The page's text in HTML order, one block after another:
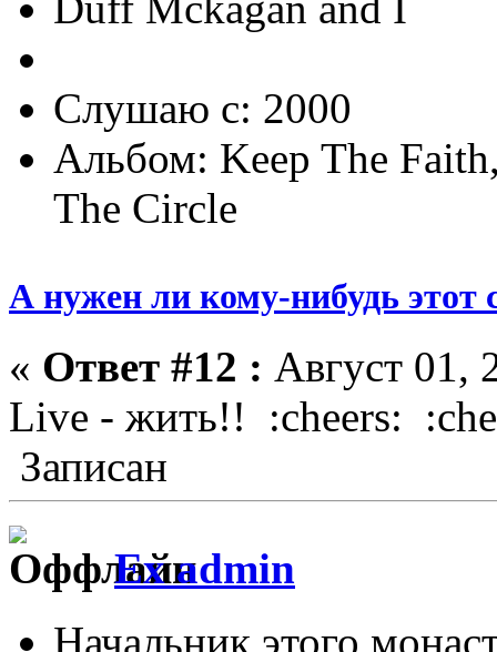
Слушаю с: 2000
Альбом: Keep The
The Circle
А нужен ли кому-нибудь этот
« Ответ #12 : Август 01,
Live - жить!! :cheers:
Записан
Ex admin
Начальник этого